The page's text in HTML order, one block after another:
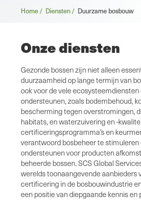
Broodkruimel
Home / Diensten / Duurzame bosbouw
Onze diensten
Gezonde bossen zijn niet alleen
duurzaamheid op lange termijn van
ook voor de vele ecosysteemdiensten
ondersteunen, zoals bodembehoud,
bescherming tegen overstromingen,
habitats, en waterzuivering en -
certificeringsprogramma’s en
verantwoord bosbeheer te
ondersteunen voor producten
beheerde bossen. SCS Global
werelds toonaangevende aanbieders
certificering in de bosbouwindustrie
een positie van diepgaande kennis en